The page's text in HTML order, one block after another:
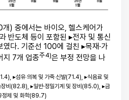
) 중에서는 바이오, 헬스케어가
반도체 등이 포함된 ▸전자 및 통신
다. 기준선 100에 걸친 ▸목재·가
지 7개 업종주4)은 부정 전망을 나
▸섬유‧의복 및 가죽‧신발(71.4), ▸식음료 및
장비(82.8), ▸일반·정밀기계 및 장비(85.0), ▸금
제 및 화학(89.7)